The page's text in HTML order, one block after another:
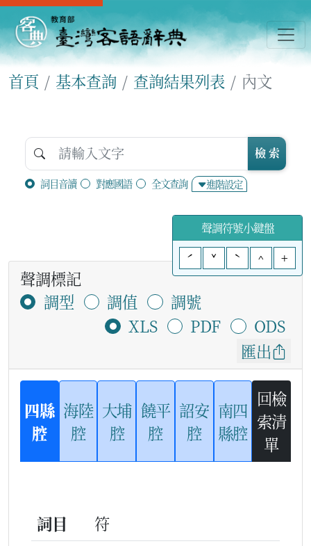
首頁 基本查詢 查詢結果列表 內文
詞目音讀 對應國語 全文查詢 進階設定
檢 索
聲調符號小鍵盤
ˊ
ˇ ˋ ^ +
聲調標記
調型
調值
調號
XLS
PDF
ODS
匯出
四縣
腔
海陸
腔
大埔
腔
饒平
腔
詔安
腔
南四
縣腔
回檢
索清
單
詞目
符